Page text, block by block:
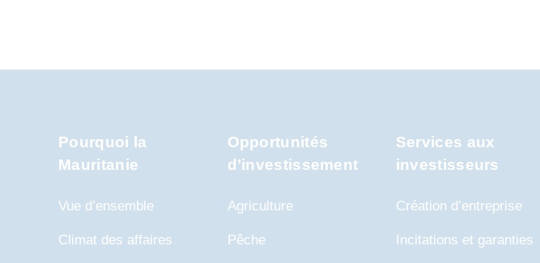
Pourquoi la
Mauritanie
Vue d’ensemble
Climat des affaires
Opportunités
d’investissement
Agriculture
Pêche
Services aux
investisseurs
Création d’entreprise
Incitations et garanties